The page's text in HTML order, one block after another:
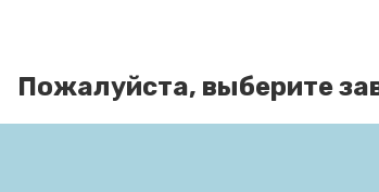
Пожалуйста, выберите